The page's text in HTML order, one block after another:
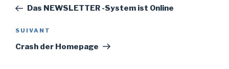
l’article
précédent
Das NEWSLETTER -System ist Online
Article
suivant
SUIVANT
Crash der Homepage